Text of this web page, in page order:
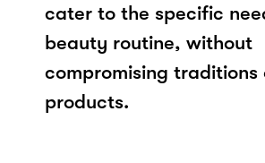
cater to the specific
beauty routine, without
compromising traditions
products.